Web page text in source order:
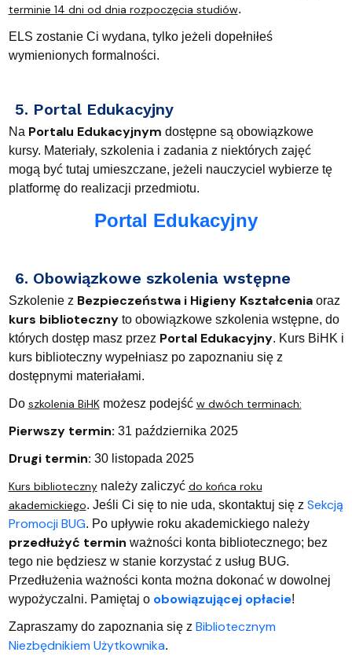
terminie 14 dni od dnia rozpoczęcia studiów.
ELS zostanie Ci wydana, tylko jeżeli dopełniłeś
wymienionych formalności.
5. Portal Edukacyjny
Na Portalu Edukacyjnym dostępne są obowiązkowe
kursy. Materiały, szkolenia i zadania z niektórych zajęć
mogą być tutaj umieszczane, jeżeli nauczyciel wybierze tę
platformę do realizacji przedmiotu.
Portal Edukacyjny
6. Obowiązkowe szkolenia wstępne
Szkolenie z Bezpieczeństwa i Higieny Kształceniaoraz
kurs bibliotecznyto obowiązkowe szkolenia wstępne, do
których dostęp masz przez Portal Edukacyjny. Kurs BiHK i
kurs biblioteczny wypełniasz po zapoznaniu się z
dostępnymi materiałami.
Do szkolenia BiHKmożesz podejść w dwóch terminach:
Pierwszy termin: 31 października 2025
Drugi termin: 30 listopada 2025
Kurs bibliotecznynależy zaliczyć do końca roku
akademickiego. Jeśli Ci się to nie uda, skontaktuj się z Sekcją
Promocji BUG. Po upływie roku akademickiego należy
przedłużyć termin ważności konta bibliotecznego; bez
tego nie będziesz w stanie korzystać z usług BUG.
Przedłużenia ważności konta można dokonać w dowolnej
wypożyczalni. Pamiętaj o obowiązującej opłacie!
Zapraszamy do zapoznania się z Bibliotecznym
Niezbędnikiem Użytkownika.